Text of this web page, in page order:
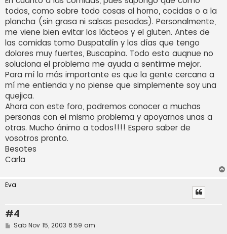
todos, como sobre todo cosas al horno, cocidas o a la
plancha (sin grasa ni salsas pesadas). Personalmente,
me viene bien evitar los lácteos y el gluten. Antes de
las comidas tomo Duspatalín y los días que tengo
dolores muy fuertes, Buscapina. Todo esto auqnue no
soluciona el problema me ayuda a sentirme mejor.
Para mí lo más importante es que la gente cercana a
mí me entienda y no piense que simplemente soy una
quejica.
Ahora con este foro, podremos conocer a muchas
personas con el mismo problema y apoyarnos unas a
otras. Mucho ánimo a todos!!!! Espero saber de
vosotros pronto.
Besotes
Carla
Eva
#4
MSab Nov 15, 2003 8:59 am